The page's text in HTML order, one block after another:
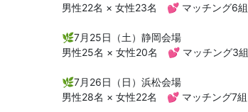
男性22名 × 女性23名 💕 マッチング6組
🌿7月25日（土）静岡会場
男性25名 × 女性20名 💕 マッチング3組
🌿7月26日（日）浜松会場
男性28名 × 女性22名 💕 マッチング7組